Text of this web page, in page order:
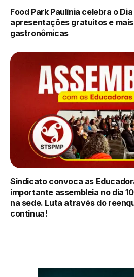
Food Park Paulínia celebra o
apresentações gratuitos e
gastronômicas
Sindicato convoca as
importante assembleia no dia
na sede. Luta através do
continua!